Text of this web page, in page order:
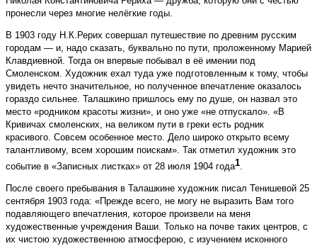
пронесли через многие нелёгкие годы.
В 1903 году Н.К.Рерих совершал путе­шествие по древним русским
городам — и, надо сказать, буквально по пути, проложенному Марией
Клавдиевной. Тогда он впервые побывал в её имении под
Смоленском. Художник ехал туда уже подготовленным к тому, чтобы
увидеть нечто значительное, но полученное впечатление оказалось
гораздо сильнее. Талашкино пришлось ему по душе, он назвал это
место «родником красоты жизни», и оно уже «не отпускало». «В
Кривичах смоленских, на великом пути в греки есть родник
красивого. Совсем особенное место. Дело широко открыто всему
талантливому, всем хорошим поискам». Так отметил художник это
событие в «Записных листках» от 28 июля 1904 года1.
После своего пребывания в Талашкине художник писал Тенишевой 25
сентября 1903 года: «Прежде всего, не могу не выразить Вам того
подавляющего впечатления, которое произвели на меня
художественные учреждения Ваши. Только на почве таких центров, с
их чистою художественною атмосферою, с изучением исконного